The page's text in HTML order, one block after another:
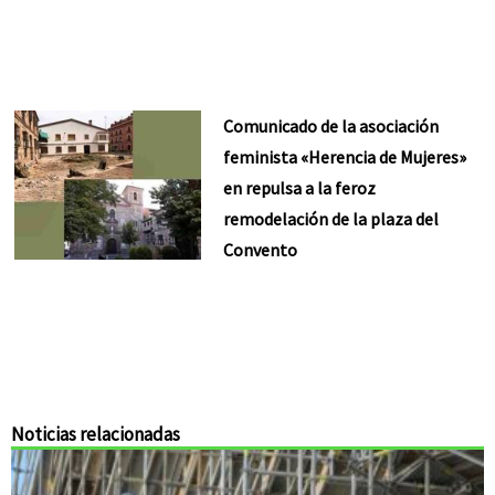
Comunicado de la asociación
feminista «Herencia de Mujeres»
en repulsa a la feroz
remodelación de la plaza del
Convento
Noticias relacionadas